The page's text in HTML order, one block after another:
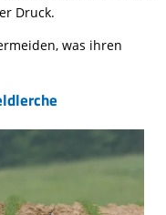
Druck.
was ihren